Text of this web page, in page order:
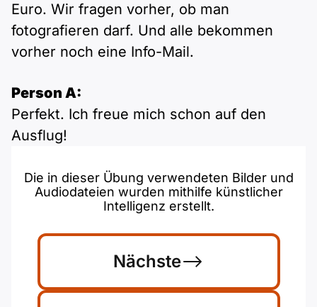
Euro. Wir fragen vorher, ob man
fotografieren darf. Und alle bekommen
vorher noch eine Info-Mail.
Person A:
Perfekt. Ich freue mich schon auf den
Ausflug!
Nächste
Die in dieser Übung verwendeten Bilder und
Audiodateien wurden mithilfe künstlicher
Intelligenz erstellt.